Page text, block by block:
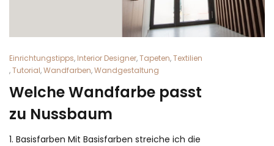
Einrichtungstipps, Interior Designer,Tapeten,Textilien
,Tutorial,Wandfarben,Wandgestaltung
Welche Wandfarbe passt
zu Nussbaum
1. Basisfarben Mit Basisfarben streiche ich die